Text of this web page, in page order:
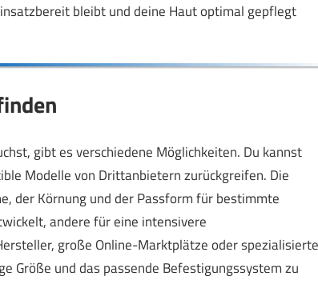
bleibt und deine Haut optimal gepflegt
gibt es verschiedene Möglichkeiten. Du kannst
Modelle von Drittanbietern zurückgreifen. Die
der Körnung und der Passform für bestimmte
andere für eine intensivere
große Online-Marktplätze oder spezialisierte
Größe und das passende Befestigungssystem zu